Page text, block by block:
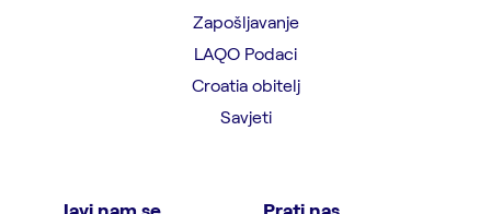
Zapošljavanje
LAQO Podaci
Croatia obitelj
Savjeti